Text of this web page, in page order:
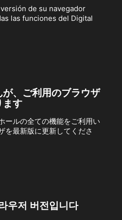
de su navegador
las funciones del Digital
、ご利用のブラウザ
ます
ールの全ての機能をご利用い
を最新版に更新してくださ
우저 버전입니다